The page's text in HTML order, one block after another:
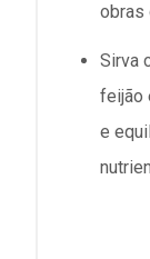
obras
Sirva
feijão
e